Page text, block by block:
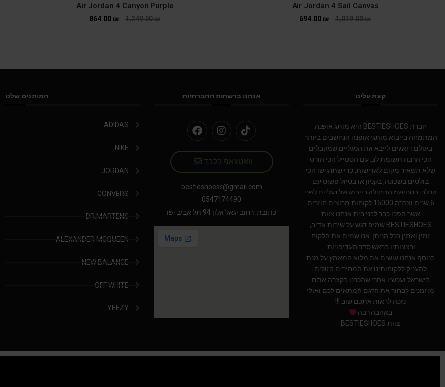
Air Jordan 4 Sail Canvas
1,019.00₪
694.00 ₪
Air Jordan 4 Canyon Purple
1,249.00₪
864.00 ₪
קצת עלינו
חברת BESTIESHOES היא מותג אופנה
המתמחה בייבוא מותגי אופנה הנחשבים ביותר
בעולם.דואגים לייבא את הנעליים שמקבלים
הכי הרבה תשומת לב, עם הסטייל הכי הורס
שלא תשאיר מקום לאדישות, כדי שתרגישו הכי
בולטים בשכונה, בקניון או בטיול פשוט עם
הכלב. בסטישוז התחילה בייבוא של נעליים לפני
6 שנים וצברה 15000 לקוחות מרוצים חוזרים
אשר הפכו כבר לבני בית.אנחנו צוות
BESTIESHOES שמים דגש על שירות אדיב,
זמין ואמין ככל הניתן. אנו שמים את הלקוח
ורצונותיו בראש סדר העדיפויות.
בנוסף אנחנו עושים את מלוא המאמץ על מנת
להעניק ללקוחותינו את המחירים הזולים
בישראל.ועכשיו אחרי שהכרנו בקצרה אתם
מוזמנים לבחור את הדגם המתאים לכם ואולי
נזכה לראות אתכם שוב !!!
באהבה רבה
צוות BESTIESHOES
אנחנו ברשתות החברתיות
וואטצאפ בלבד
bestieshoess@gmail.com
0547174490
כתובת: רחוב יגאל אלון 94 תל אביב יפו
המותגים שלנו
ADIDAS
NIKE
JORDAN
CONVERS
DR.MARTENS
ALEXANDER MCQUEEN
NEW BALANCE
OFF WHITE
YEEZY